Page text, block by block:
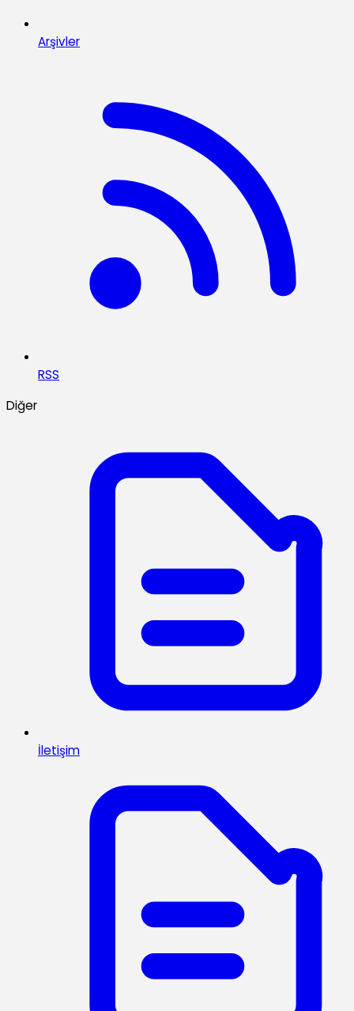
Arşivler
RSS
Diğer
İletişim